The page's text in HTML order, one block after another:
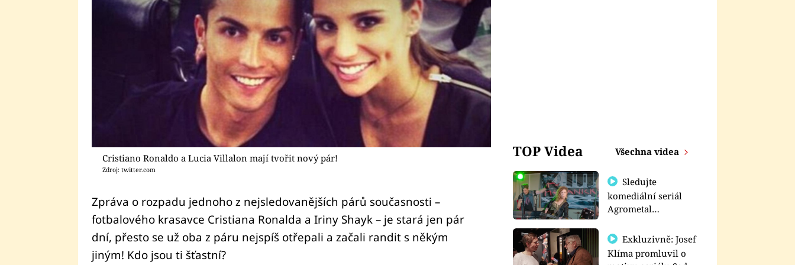
Cristiano Ronaldo a Lucia Villalon mají tvořit nový pár!
Zdroj: twitter.com
Zpráva o rozpadu jednoho z nejsledovanějších párů současnosti –
fotbalového krasavce Cristiana Ronalda a Iriny Shayk – je stará jen pár
dní, přesto se už oba z páru nejspíš otřepali a začali randit s někým
jiným! Kdo jsou ti šťastní?
TOP Videa Všechna videa
Sledujte
komediální seriál
Agrometal
prima+
Exkluzivně: Josef
Klíma promluvil o